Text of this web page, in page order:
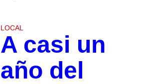
LOCAL
A casi un
año del